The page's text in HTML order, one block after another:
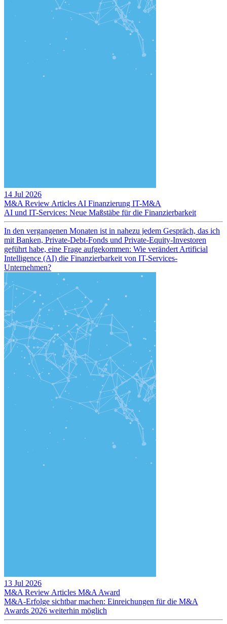
14 Jul 2026
M&A Review Articles AI Finanzierung IT-M&A
AI und IT-Services: Neue Maßstäbe für die Finanzierbarkeit
In den vergangenen Monaten ist in nahezu jedem Gespräch, das ich
mit Banken, Private-Debt-Fonds und Private-Equity-Investoren
geführt habe, eine Frage aufgekommen: Wie verändert Artificial
Intelligence (AI) die Finanzierbarkeit von IT-Services-
Unternehmen?
13 Jul 2026
M&A Review Articles M&A Award
M&A-Erfolge sichtbar machen: Einreichungen für die M&A
Awards 2026 weiterhin möglich